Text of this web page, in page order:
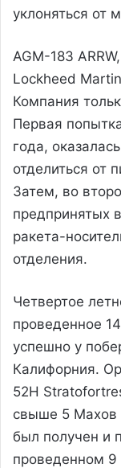
уклоняться от
AGM-183
Lockheed
Компания
Первая
года,
отделиться от
Затем, во
предпринятых
ракета-
отделения.
Четвертое
проведенное
успешно у
Калифорния.
52H
свыше 5 Махов
был получен и
проведенном 9